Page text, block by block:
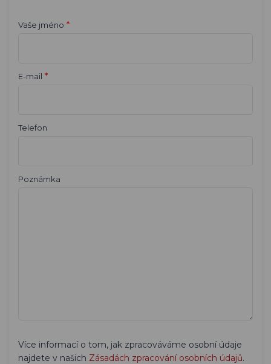
Vaše jméno *
E-mail *
Telefon
Poznámka
Více informací o tom, jak zpracováváme osobní údaje
najdete v našich Zásadách zpracování osobních údajů.